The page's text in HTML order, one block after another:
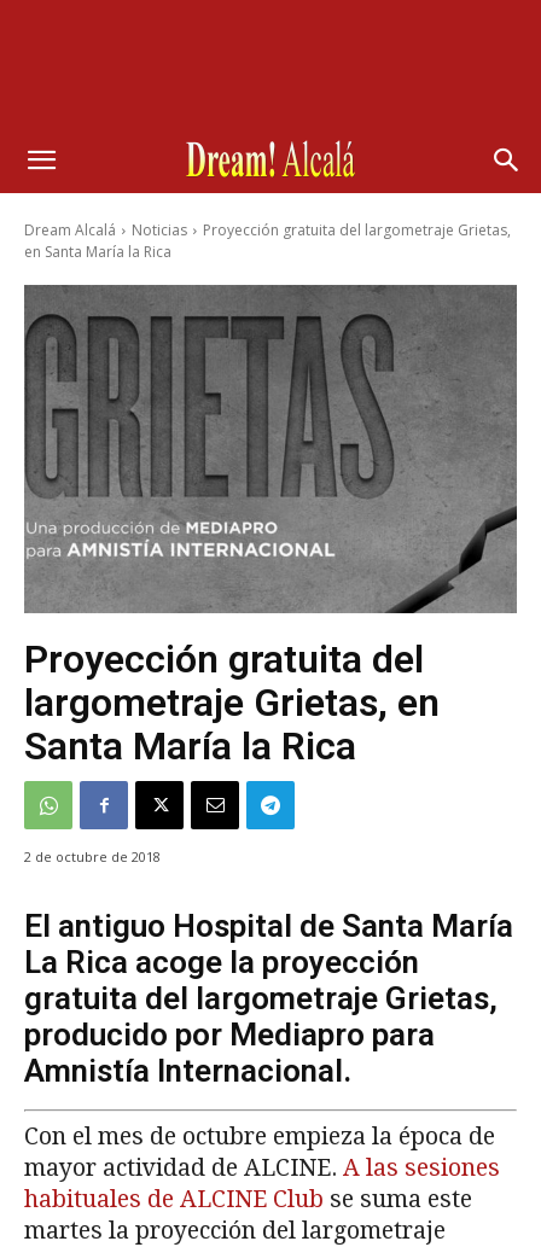
Dream Alcalá Noticias
Proyección gratuita del largometraje Grietas,
en Santa María la Rica
Proyección gratuita del
largometraje Grietas, en
Santa María la Rica
2 de octubre de 2018
El antiguo Hospital de Santa María
La Rica acoge la proyección
gratuita del largometraje Grietas,
producido por Mediapro para
Amnistía Internacional.
Con el mes de octubre empieza la época de
mayor actividad de ALCINE. A las sesiones
habituales de ALCINE Club se suma este
martes la proyección del largometraje